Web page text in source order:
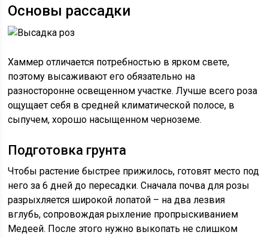
Основы рассадки
Хаммер отличается потребностью в ярком свете,
поэтому высаживают его обязательно на
разносторонне освещенном участке. Лучше всего роза
ощущает себя в средней климатической полосе, в
сыпучем, хорошо насыщенном черноземе.
Подготовка грунта
Чтобы растение быстрее прижилось, готовят место под
него за 6 дней до пересадки. Сначала почва для розы
разрыхляется широкой лопатой – на два лезвия
вглубь, сопровождая рыхление пропрыскиванием
Медеей. После этого нужно выкопать не слишком